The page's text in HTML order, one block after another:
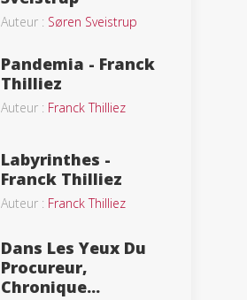
Auteur : Søren Sveistrup
Pandemia - Franck
Thilliez
Auteur : Franck Thilliez
Labyrinthes -
Franck Thilliez
Auteur : Franck Thilliez
Dans Les Yeux Du
Procureur,
Chronique...